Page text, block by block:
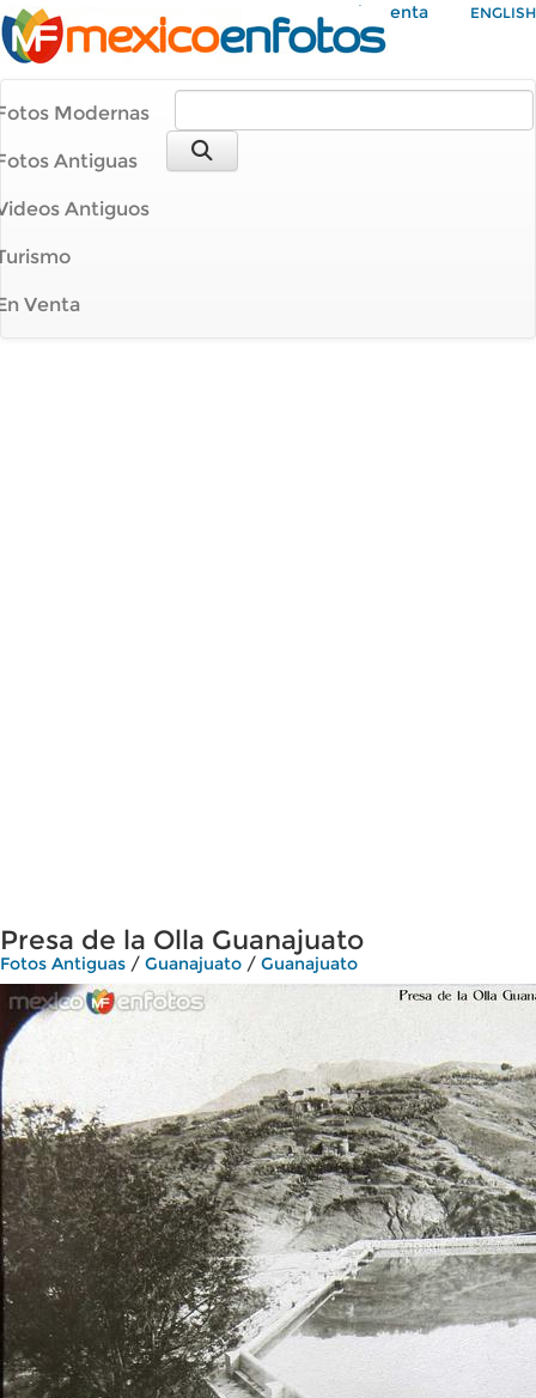
Mi Cuenta ENGLISH
Modernas
Antiguas
Antiguos
Venta
Presa de la Olla Guanajuato
Fotos Antiguas / Guanajuato / Guanajuato